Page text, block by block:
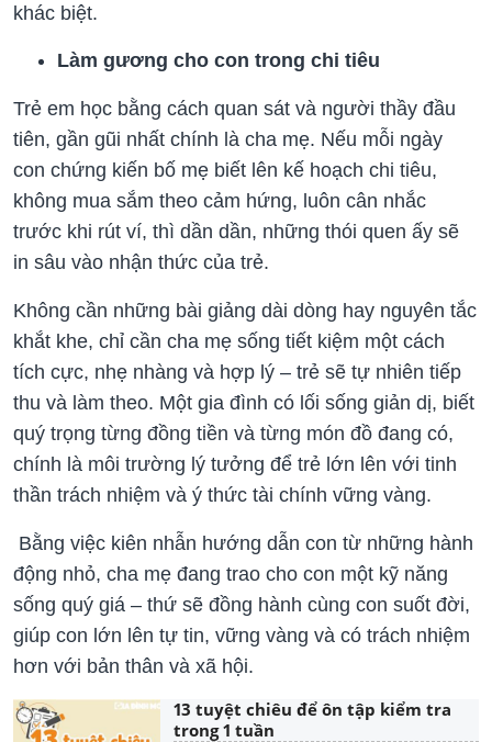
khác biệt.
Làm gương cho con trong chi tiêu
Trẻ em học bằng cách quan sát và người thầy đầu
tiên, gần gũi nhất chính là cha mẹ. Nếu mỗi ngày
con chứng kiến bố mẹ biết lên kế hoạch chi tiêu,
không mua sắm theo cảm hứng, luôn cân nhắc
trước khi rút ví, thì dần dần, những thói quen ấy sẽ
in sâu vào nhận thức của trẻ.
Không cần những bài giảng dài dòng hay nguyên tắc
khắt khe, chỉ cần cha mẹ sống tiết kiệm một cách
tích cực, nhẹ nhàng và hợp lý – trẻ sẽ tự nhiên tiếp
thu và làm theo. Một gia đình có lối sống giản dị, biết
quý trọng từng đồng tiền và từng món đồ đang có,
chính là môi trường lý tưởng để trẻ lớn lên với tinh
thần trách nhiệm và ý thức tài chính vững vàng.
Bằng việc kiên nhẫn hướng dẫn con từ những hành
động nhỏ, cha mẹ đang trao cho con một kỹ năng
sống quý giá – thứ sẽ đồng hành cùng con suốt đời,
giúp con lớn lên tự tin, vững vàng và có trách nhiệm
hơn với bản thân và xã hội.
13 tuyệt chiêu để ôn tập kiểm tra
trong 1 tuần